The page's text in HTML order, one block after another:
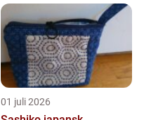
01 juli 2026